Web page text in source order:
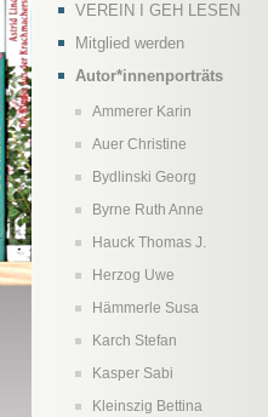
VEREIN I GEH LESEN
Mitglied werden
Autor*innenporträts
Ammerer Karin
Auer Christine
Bydlinski Georg
Byrne Ruth Anne
Hauck Thomas J.
Herzog Uwe
Hämmerle Susa
Karch Stefan
Kasper Sabi
Kleinszig Bettina